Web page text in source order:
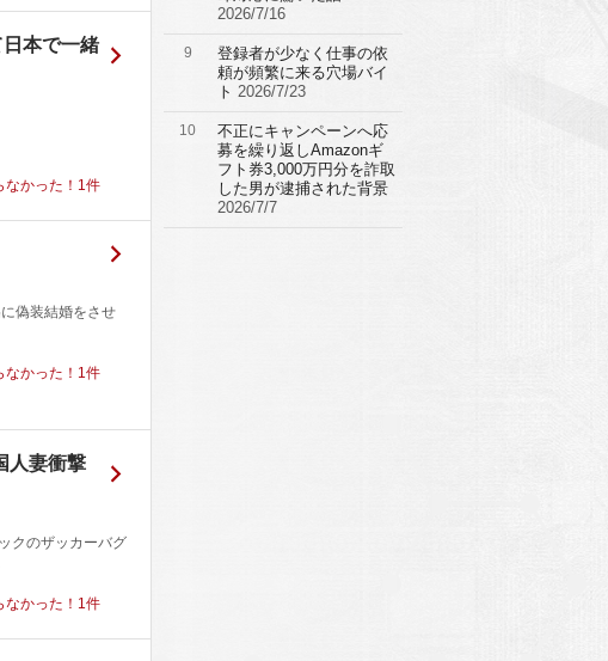
本で一緒
なかった！ 1件
偽装結婚をさせ
なかった！ 1件
人妻衝撃
クのザッカーバグ
なかった！ 1件
2026/7/16
9
登録者が少なく仕事の依
頼が頻繁に来る穴場バイ
ト 2026/7/23
10
不正にキャンペーンへ応
募を繰り返しAmazonギ
フト券3,000万円分を詐取
した男が逮捕された背景
2026/7/7